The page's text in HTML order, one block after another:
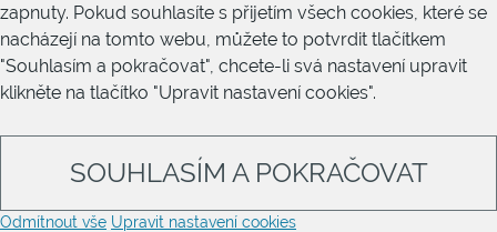
zapnuty. Pokud souhlasíte s přijetím všech cookies, které se
nacházejí na tomto webu, můžete to potvrdit tlačítkem
"Souhlasím a pokračovat", chcete-li svá nastavení upravit
klikněte na tlačítko "Upravit nastavení cookies".
SOUHLASÍM A POKRAČOVAT
Odmítnout vše Upravit nastavení cookies